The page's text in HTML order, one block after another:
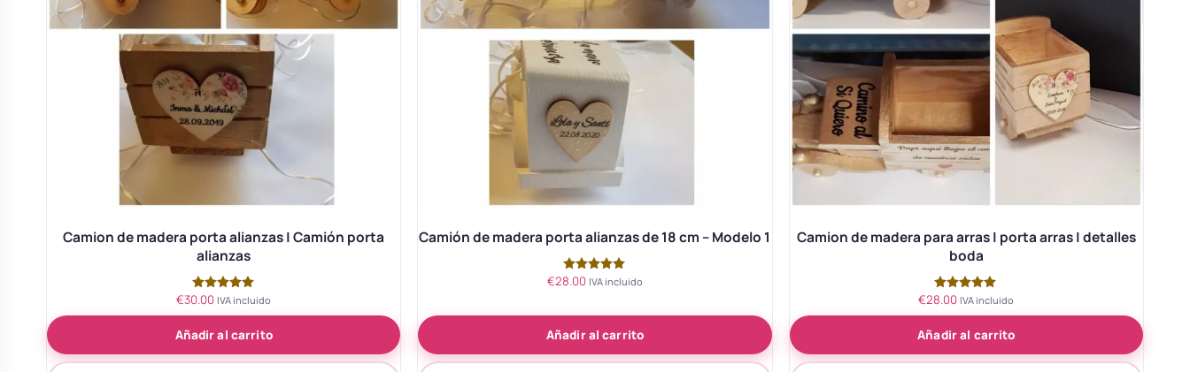
Camion de madera porta alianzas | Camión porta
alianzas
Valorado
de 5
€30.00 IVA incluido
Añadir al carrito
Camión de madera porta alianzas de 18 cm – Modelo 1
Valorado
de 5
€28.00 IVA incluido
Añadir al carrito
Camion de madera para arras | porta arras | detalles
boda
Valorado
de 5
€28.00 IVA incluido
Añadir al carrito